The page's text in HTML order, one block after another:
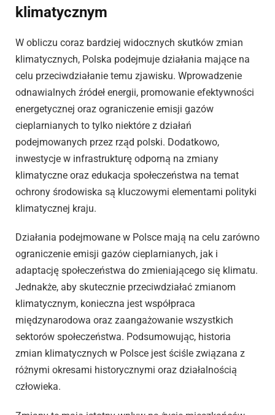
klimatycznym
W obliczu coraz bardziej widocznych skutków zmian
klimatycznych, Polska podejmuje działania mające na
celu przeciwdziałanie temu zjawisku. Wprowadzenie
odnawialnych źródeł energii, promowanie efektywności
energetycznej oraz ograniczenie emisji gazów
cieplarnianych to tylko niektóre z działań
podejmowanych przez rząd polski. Dodatkowo,
inwestycje w infrastrukturę odporną na zmiany
klimatyczne oraz edukacja społeczeństwa na temat
ochrony środowiska są kluczowymi elementami polityki
klimatycznej kraju.
Działania podejmowane w Polsce mają na celu zarówno
ograniczenie emisji gazów cieplarnianych, jak i
adaptację społeczeństwa do zmieniającego się klimatu.
Jednakże, aby skutecznie przeciwdziałać zmianom
klimatycznym, konieczna jest współpraca
międzynarodowa oraz zaangażowanie wszystkich
sektorów społeczeństwa. Podsumowując, historia
zmian klimatycznych w Polsce jest ściśle związana z
różnymi okresami historycznymi oraz działalnością
człowieka.